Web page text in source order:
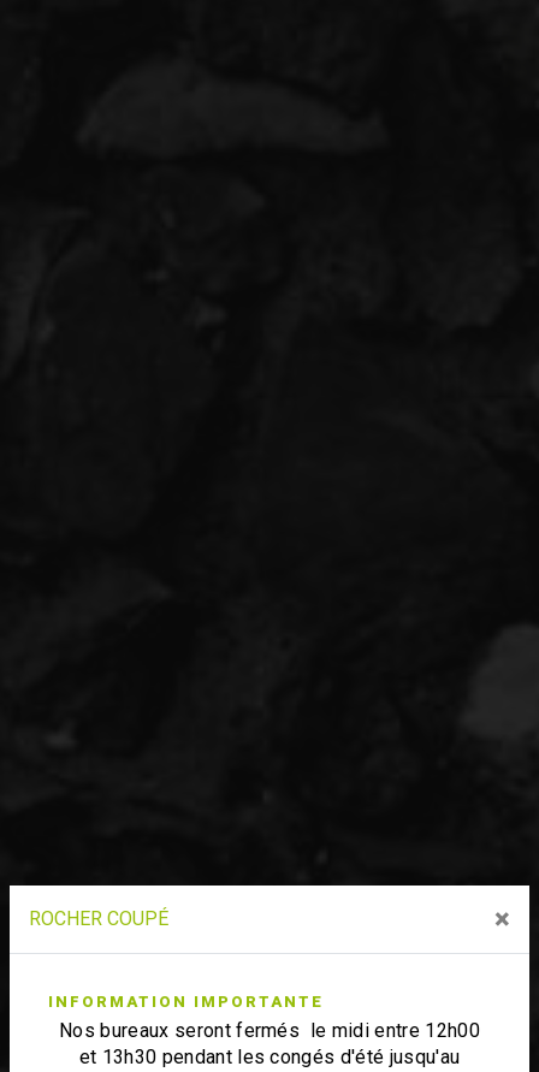
ROCHER COUPÉ ×
INFORMATION IMPORTANTE
Nos bureaux seront fermés le midi entre 12h00
et 13h30 pendant les congés d'été jusqu'au